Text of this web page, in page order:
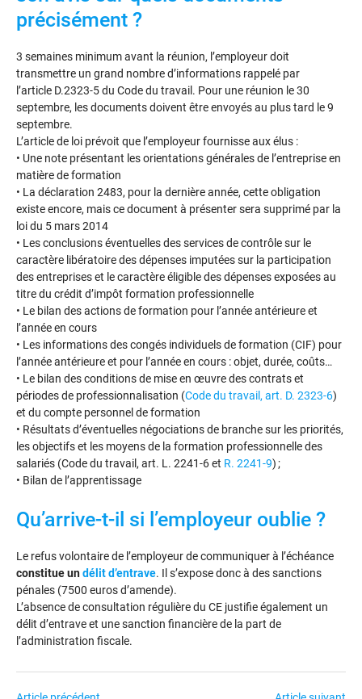
précisément ?
3 semaines minimum avant la réunion, l’employeur doit
transmettre un grand nombre d’informations rappelé par
l’article D.2323-5 du Code du travail. Pour une réunion le 30
septembre, les documents doivent être envoyés au plus tard le 9
septembre.
L’article de loi prévoit que l’employeur fournisse aux élus :
• Une note présentant les orientations générales de l’entreprise en
matière de formation
• La déclaration 2483, pour la dernière année, cette obligation
existe encore, mais ce document à présenter sera supprimé par la
loi du 5 mars 2014
• Les conclusions éventuelles des services de contrôle sur le
caractère libératoire des dépenses imputées sur la participation
des entreprises et le caractère éligible des dépenses exposées au
titre du crédit d’impôt formation professionnelle
• Le bilan des actions de formation pour l’année antérieure et
l’année en cours
• Les informations des congés individuels de formation (CIF) pour
l’année antérieure et pour l’année en cours : objet, durée, coûts…
• Le bilan des conditions de mise en œuvre des contrats et
périodes de professionnalisation (Code du travail, art. D. 2323-6)
et du compte personnel de formation
• Résultats d’éventuelles négociations de branche sur les priorités,
les objectifs et les moyens de la formation professionnelle des
salariés (Code du travail, art. L. 2241-6 et R. 2241-9) ;
• Bilan de l’apprentissage
Qu’arrive-t-il si l’employeur oublie ?
Le refus volontaire de l’employeur de communiquer à l’échéance
constitue undélit d’entrave. Il s’expose donc à des sanctions
pénales (7500 euros d’amende).
L’absence de consultation régulière du CE justifie également un
délit d’entrave et une sanction financière de la part de
l’administration fiscale.